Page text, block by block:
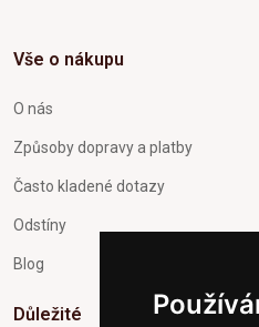
Vše o nákupu
O nás
Způsoby dopravy a platby
Často kladené dotazy
Odstíny
Blog
Důležité